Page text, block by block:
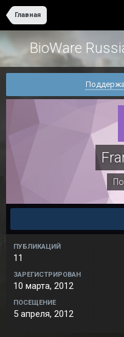
Главная
BioWare
ПУБЛИКАЦИЙ
11
ЗАРЕГИСТРИРОВАН
10 марта, 2012
ПОСЕЩЕНИЕ
5 апреля, 2012